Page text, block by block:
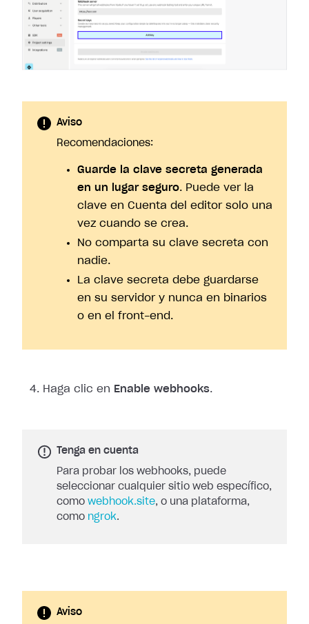
Aviso
Recomendaciones:
Guarde la clave secreta generada
en un lugar seguro. Puede ver la
clave en Cuenta del editor solo una
vez cuando se crea.
No comparta su clave secreta con
nadie.
La clave secreta debe guardarse
en su servidor y nunca en binarios
o en el front-end.
Haga clic en Enable webhooks.
Tenga en cuenta
Para probar los webhooks, puede
seleccionar cualquier sitio web específico,
como webhook.site, o una plataforma,
como ngrok.
Aviso